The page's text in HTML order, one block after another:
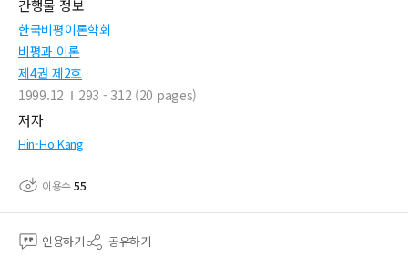
간행물 정보
한국비평이론학회
비평과 이론
제4권 제2호
1999.12
293 - 312 (20 pages)
저자
Hin-Ho Kang
이용수55
인용하기 공유하기